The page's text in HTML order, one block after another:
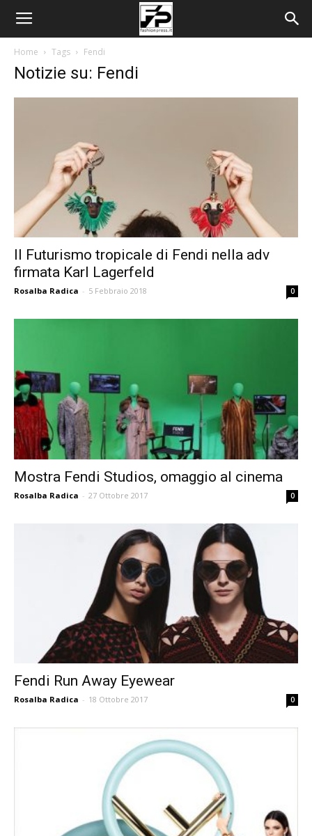
Home Tags Fendi
Notizie su: Fendi
Il Futurismo tropicale di Fendi nella adv
firmata Karl Lagerfeld
Rosalba Radica - 5 Febbraio 2018 0
Mostra Fendi Studios, omaggio al cinema
Rosalba Radica - 27 Ottobre 2017 0
Fendi Run Away Eyewear
Rosalba Radica - 18 Ottobre 2017 0